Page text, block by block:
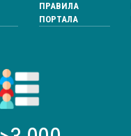
ПРАВИЛА
ПОРТАЛА